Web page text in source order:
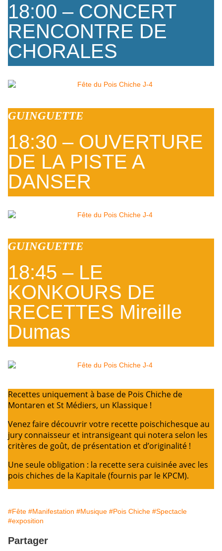
18:00 – CONCERT
RENCONTRE DE
CHORALES
GUINGUETTE
18:30 – OUVERTURE
DE LA PISTE A
DANSER
GUINGUETTE
18:45 – LE
KONKOURS DE
RECETTES Mireille
Dumas
Recettes uniquement à base de Pois Chiche de
Montaren et St Médiers, un Klassique !
Venez faire découvrir votre recette poischichesque au
jury connaisseur et intransigeant qui notera selon les
critères de goût, de présentation et d’originalité !
Une seule obligation : la recette sera cuisinée avec les
pois chiches de la Kapitale (fournis par le KPCM).
#Fête #Manifestation #Musique #Pois Chiche #Spectacle
#exposition
Partager